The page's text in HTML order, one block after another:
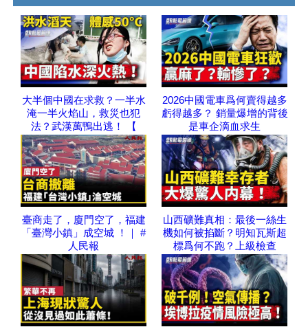
大半個中國在求救？一半水
淹一半火焰山，救災也犯
法？武漢萬鴨出逃！ 【
2026中國電車爲何賣得越多
虧得越多？ 銷量爆增的背後
是車企滴血求生
臺商走了，廈門空了，福建
「臺灣小鎮」成空城 ！｜ #
人民報
山西礦難真相：最後一絲生
機如何被掐斷？明知瓦斯超
標爲何不跑？上級檢查